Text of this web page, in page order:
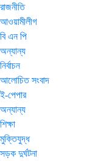
রাজনীতি
আওয়ামীলীগ
বি এন পি
অন্যান্য
নির্বাচন
আলোচিত সংবাদ
ই-পেপার
অন্যান্য
শিক্ষা
মুক্তিযুদ্ধ
সড়ক দুর্ঘটনা